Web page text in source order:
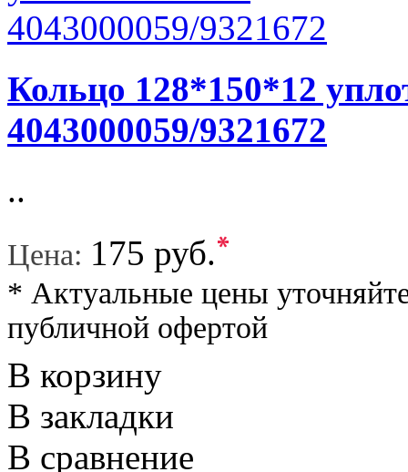
Кольцо 128*150*12
4043000059/9321672
..
Цена: 175 руб.*
* Актуальные цены
публичной офертой
В корзину
В закладки
В сравнение